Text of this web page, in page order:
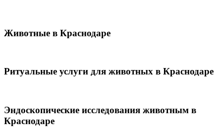
Животные в Краснодаре
Ритуальные услуги для животных в Краснодаре
Эндоскопические исследования животным в
Краснодаре